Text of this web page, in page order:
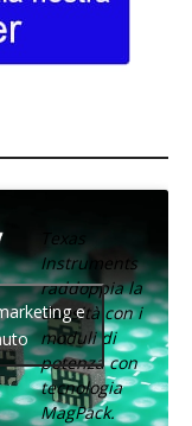
Texas
Instruments
raddoppia la
densità con i
moduli di
potenza con
tecnologia
MagPack.
e